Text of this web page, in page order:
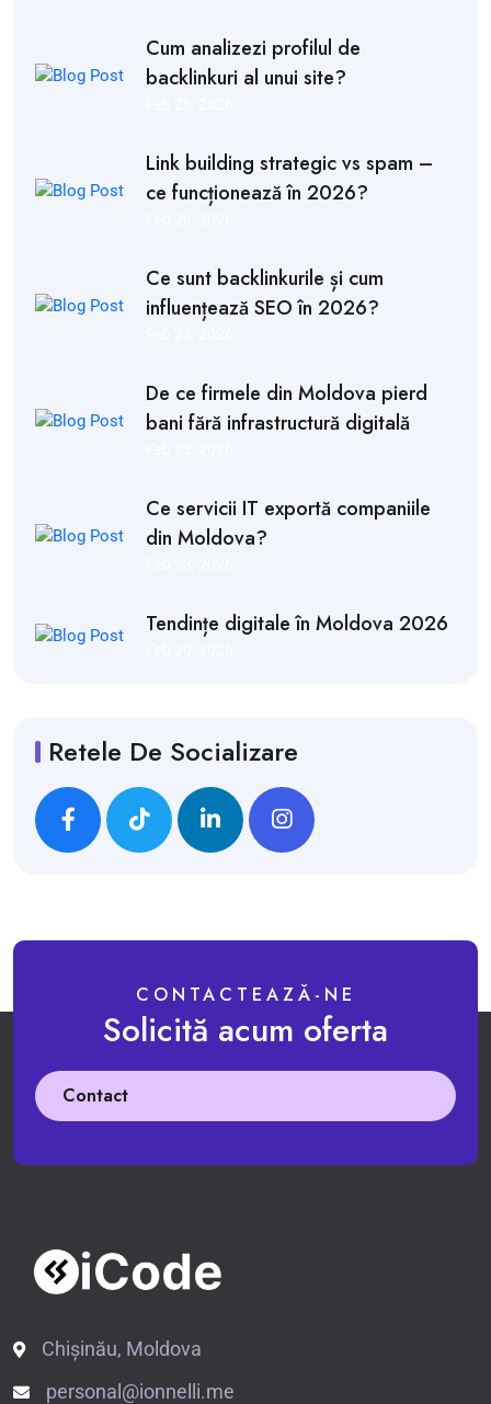
Cum analizezi profilul de
backlinkuri al unui site?
Link building strategic vs spam –
ce funcționează în 2026?
Ce sunt backlinkurile și cum
influențează SEO în 2026?
De ce firmele din Moldova pierd
bani fără infrastructură digitală
Ce servicii IT exportă companiile
din Moldova?
Tendințe digitale în Moldova 2026
Retele De Socializare
CONTACTEAZĂ-NE
Solicită acum oferta
Contact
Chișinău, Moldova
personal@ionnelli.me